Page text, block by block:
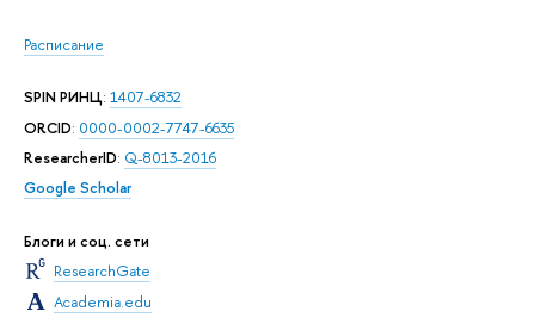
Расписание
SPIN РИНЦ: 1407-6832
ORCID: 0000-0002-7747-6635
ResearcherID: Q-8013-2016
Google Scholar
Блоги и соц. сети
ResearchGate
Academia.edu